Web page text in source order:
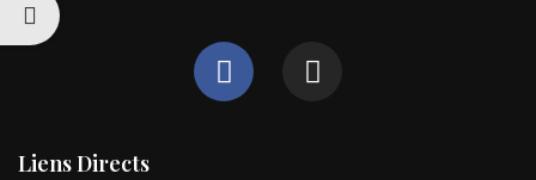
Liens Directs